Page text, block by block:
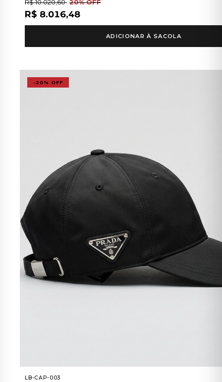
R$ 10.020,60 20% OFF
R$ 8.016,48
ADICIONAR À SACOLA
-20% OFF
LB-CAP-003